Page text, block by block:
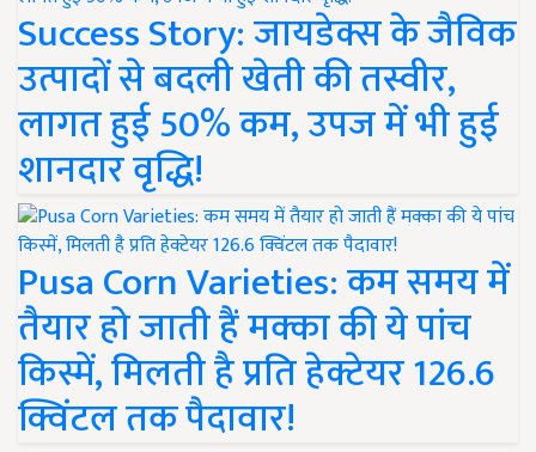
Success Story: जायडेक्स के जैविक
उत्पादों से बदली खेती की तस्वीर,
लागत हुई 50% कम, उपज में भी हुई
शानदार वृद्धि!
Pusa Corn Varieties: कम समय में
तैयार हो जाती हैं मक्का की ये पांच
किस्में, मिलती है प्रति हेक्टेयर 126.6
क्विंटल तक पैदावार!